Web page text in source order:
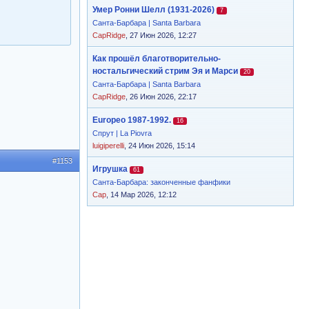
Умер Ронни Шелл (1931-2026) 7
Санта-Барбара | Santa Barbara
CapRidge , 27 Июн 2026, 12:27
Как прошёл благотворительно-
ностальгический стрим Эя и Марси
20
Санта-Барбара | Santa Barbara
CapRidge , 26 Июн 2026, 22:17
Europeo 1987-1992. 16
Спрут | La Piovra
luigiperelli , 24 Июн 2026, 15:14
Игрушка 61
Санта-Барбара: законченные фанфики
Cap , 14 Мар 2026, 12:12
#1153